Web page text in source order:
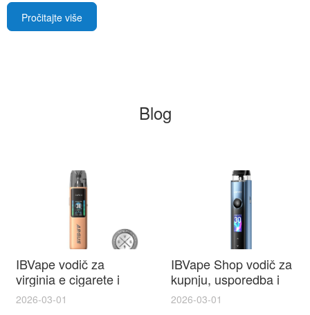
Pročitajte više
Blog
IBVape vodič za
virginia e cigarete i
praktične recenzije
2026-03-01
IBVape Shop vodič za
kupnju, usporedba i
savjeti oko e cigareta
2026-03-01